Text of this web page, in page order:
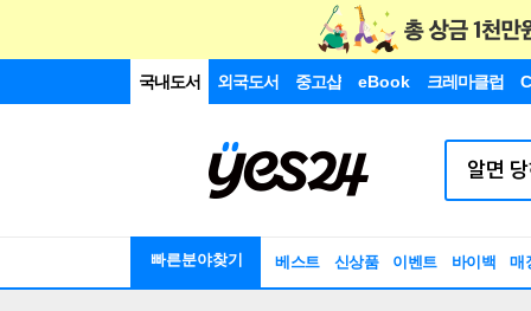
국내도서 외국도서 중고샵 eBook 크레마클럽
빠른분야찾기 베스트 신상품 이벤트 바이백 매